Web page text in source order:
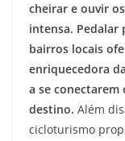
cheirar e ouvir
intensa.
bairros locais
enriquecedora
a se conectarem
destino. Além
cicloturismo